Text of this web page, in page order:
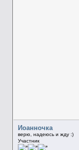
Иоанночка
верю, надеюсь и жду :)
Участник